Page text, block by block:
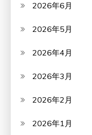
2026年6月
2026年5月
2026年4月
2026年3月
2026年2月
2026年1月